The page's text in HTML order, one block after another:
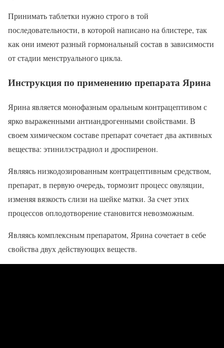
Принимать таблетки нужно строго в той
последовательности, в которой написано на блистере, так
как они имеют разный гормональный состав в зависимости
от стадии менструального цикла.
Инструкция по применению препарата Ярина
Ярина является монофазным оральным контрацептивом с
ярко выраженными антиандрогенными свойствами. В
своем химическом составе препарат сочетает два активных
вещества: этинилэстрадиол и дроспиренон.
Являясь низкодозированным контрацептивным средством,
препарат, в первую очередь, тормозит процесс овуляции,
изменяя вязкость слизи на шейке матки. За счет этих
процессов оплодотворение становится невозможным.
Являясь комплексным препаратом, Ярина сочетает в себе
свойства двух действующих веществ.